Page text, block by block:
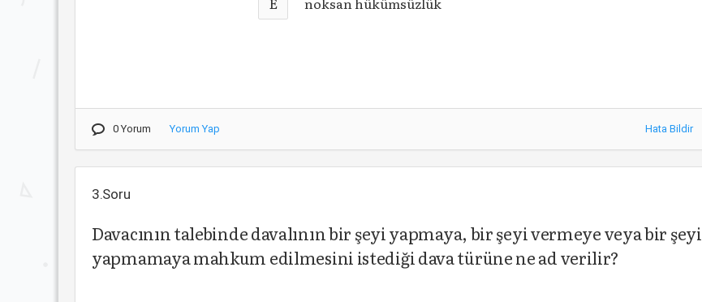
0 Yorum Yorum Yap Hata Bildir
3.Soru
Davacının talebinde davalının bir şeyi yapmaya, bir şeyi vermeye veya bir şeyi
yapmamaya mahkum edilmesini istediği dava türüne ne ad verilir?